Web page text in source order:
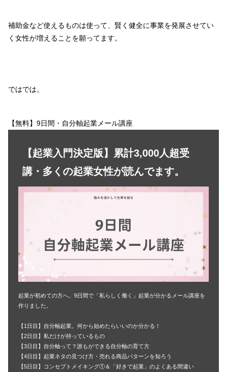
補助金など使えるものは使って、賢く健全に事業を発展させてい
く女性が増えることを願ってます。
ではでは。
【無料】9日間・自分軸起業メール講座
【起業入門決定版】累計3,000人超受
講・多くの起業女性が読んでます。
起業が初めての方へ。9日間で「私らしく働く」起業が分かるメール講座を
作りました。
【1日目】自分軸起業。何から始めたらいいのか分かる！
【2日目】私だけが持っているもの
【3日目】自分軸って？誰もができる自分軸の育て方
【4日目】起業ネタの見つけ方・売れる商品パターンを知ろう
【5日目】コンセプトメイキング①＆「好きで起業」のよくある間違い